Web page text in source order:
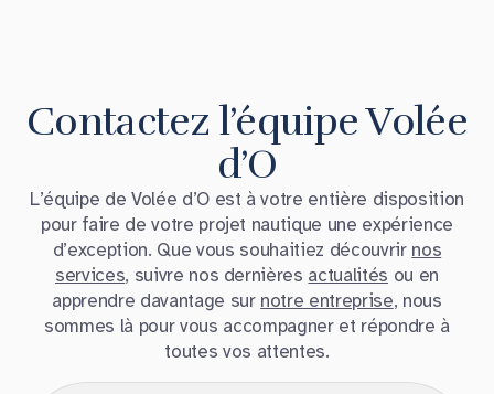
Contactez l’équipe Volée
d’O
L’équipe de Volée d’O est à votre entière disposition
pour faire de votre projet nautique une expérience
d’exception. Que vous souhaitiez découvrir nos
services, suivre nos dernières actualités ou en
apprendre davantage sur notre entreprise, nous
sommes là pour vous accompagner et répondre à
toutes vos attentes.